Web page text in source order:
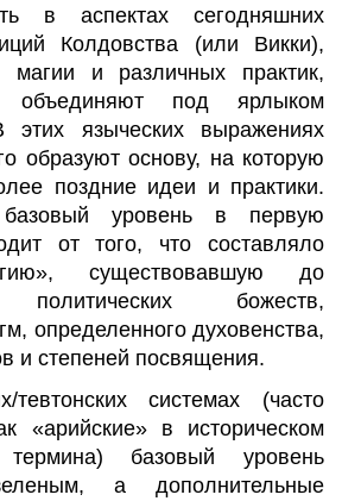
в аспектах сегодняшних
Колдовства (или Викки),
магии и различных практик,
объединяют под ярлыком
этих языческих выражениях
образуют основу, на которую
поздние идеи и практики.
уровень в первую
от того, что составляло
существовавшую до
политических божеств,
определенного духовенства,
и степеней посвящения.
тевтонских системах (часто
«арийские» в историческом
базовый уровень
а дополнительные